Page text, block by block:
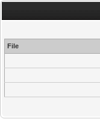
File